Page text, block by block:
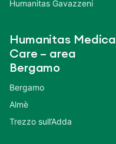
Humanitas Gavazzeni
Humanitas Medical
Care – area
Bergamo
Bergamo
Almè
Trezzo sull’Adda